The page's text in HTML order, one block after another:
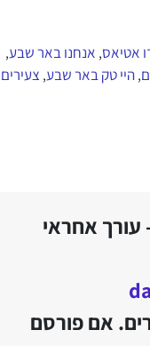
אטיאס, אנחנו באר שבע,
,היי טק באר שבע, צעירים
עורך אחראי
אם פורסם